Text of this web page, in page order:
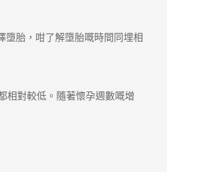
墮胎，咁了解墮胎嘅時間同埋相
對較低。隨著懷孕週數嘅增